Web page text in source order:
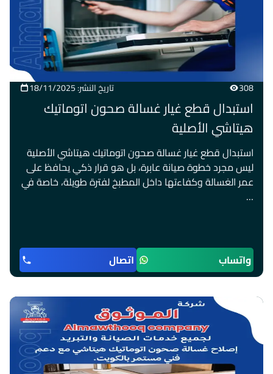
308 تاريخ النشر: 18/11/2025
استبدال قطع غيار غسالة صحون اتوماتيك
هيتاشي الأصلية
استبدال قطع غيار غسالة صحون اتوماتيك هيتاشي الأصلية
ليس مجرد خطوة صيانة عابرة، بل هو قرار ذكي يحافظ على
عمر الغسالة وكفاءتها داخل المطبخ لفترة طويلة، خاصة في
…
واتساب اتصال